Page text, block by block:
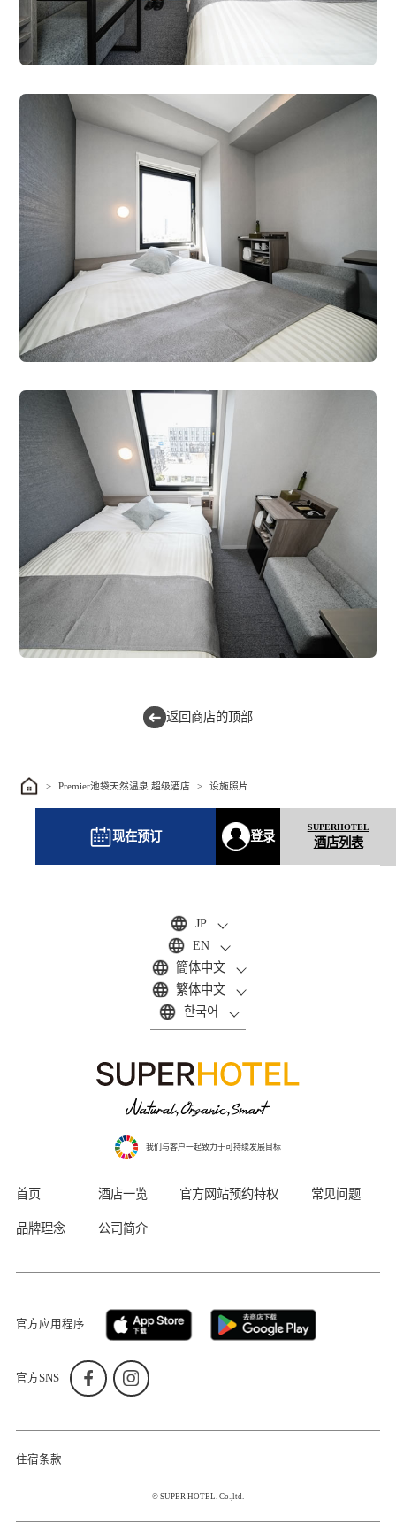
返回商店的顶部
Premier池袋天然温泉 超级酒店 设施照片
现在预订 登录 酒店列表
JP
EN
簡体中文
繁体中文
한국어
我们与客户一起致力于可持续发展目标
首页 酒店一览 官方网站预约特权 常见问题
品牌理念 公司简介
官方应用程序
官方SNS
住宿条款
© SUPER HOTEL. Co.,ltd.